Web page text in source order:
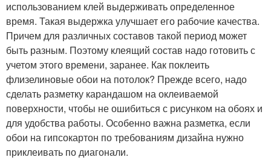
использованием клей выдерживать определенное
время. Такая выдержка улучшает его рабочие качества.
Причем для различных составов такой период может
быть разным. Поэтому клеящий состав надо готовить с
учетом этого времени, заранее. Как поклеить
флизелиновые обои на потолок? Прежде всего, надо
сделать разметку карандашом на оклеиваемой
поверхности, чтобы не ошибиться с рисунком на обоях и
для удобства работы. Особенно важна разметка, если
обои на гипсокартон по требованиям дизайна нужно
приклеивать по диагонали.